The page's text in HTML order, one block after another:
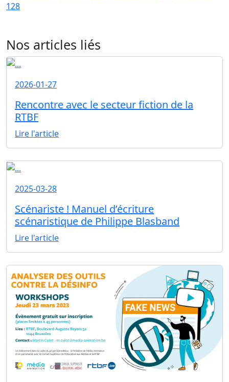
128
Nos articles liés
2026-01-27
Rencontre avec le secteur fiction de la
RTBF
Lire l'article
2025-03-28
Scénariste ! Manuel d’écriture
scénaristique de Philippe Blasband
Lire l'article